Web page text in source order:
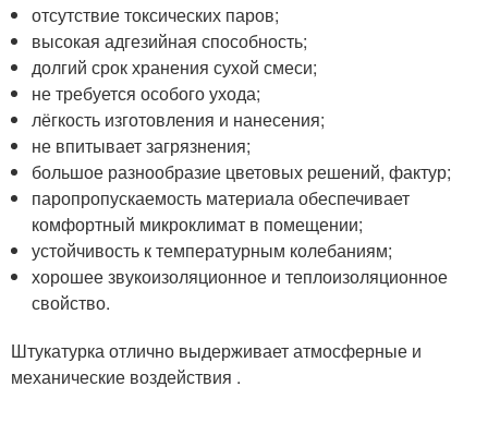
отсутствие токсических паров;
высокая адгезийная способность;
долгий срок хранения сухой смеси;
не требуется особого ухода;
лёгкость изготовления и нанесения;
не впитывает загрязнения;
большое разнообразие цветовых решений, фактур;
паропропускаемость материала обеспечивает
комфортный микроклимат в помещении;
устойчивость к температурным колебаниям;
хорошее звукоизоляционное и теплоизоляционное
свойство.
Штукатурка отлично выдерживает атмосферные и
механические воздействия .